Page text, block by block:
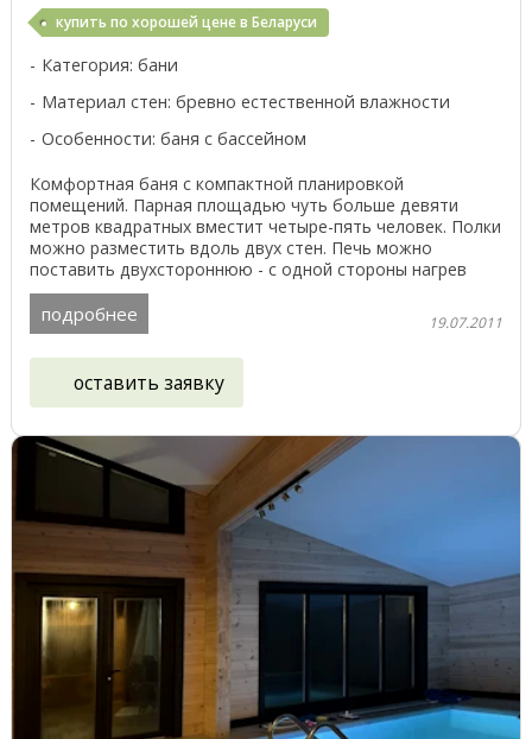
купить по хорошей цене в Беларуси
Категория: бани
Материал стен: бревно естественной влажности
Особенности: баня с бассейном
Комфортная баня с компактной планировкой
помещений. Парная площадью чуть больше девяти
метров квадратных вместит четыре-пять человек. Полки
можно разместить вдоль двух стен. Печь можно
поставить двухстороннюю - с одной стороны нагрев
парной, с ...
подробнее 19.07.2011
оставить заявку